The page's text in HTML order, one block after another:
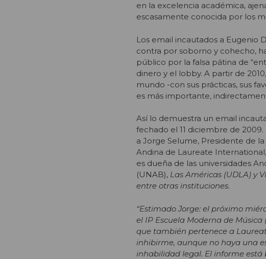
en la excelencia académica,
escasamente conocida por los
Los email incautados a Eugenio
contra por soborno y cohecho,
público por la falsa pátina de
dinero y el lobby. A partir de
mundo -con sus prácticas, sus
es más importante,
Así lo demuestra un email
fechado el 11 diciembre de 2009.
a Jorge Selume, Presidente de
Andina de Laureate
es dueña de las universidades
(UNAB), Las Américas (UDLA) y
entre otras instituciones.
“Estimado Jorge: el próximo
el IP Escuela Moderna de Música
que también pertenece a
inhibirme, aunque no haya una
inhabilidad legal. El informe está